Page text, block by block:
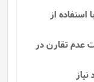
از
عدم تقارن در